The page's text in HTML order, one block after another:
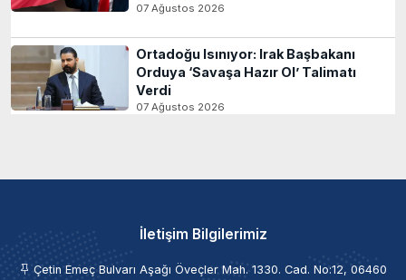
07 Ağustos 2026
Ortadoğu Isınıyor: Irak Başbakanı
Orduya ‘Savaşa Hazır Ol’ Talimatı
Verdi
07 Ağustos 2026
İletişim Bilgilerimiz
Çetin Emeç Bulvarı Aşağı Öveçler Mah. 1330. Cad. No:12, 06460